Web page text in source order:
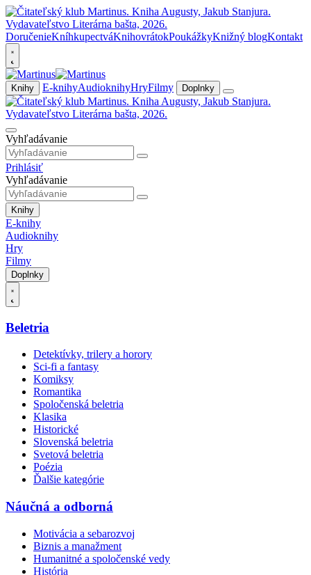
DoručenieKníhkupectváKnihovrátokPoukážkyKnižný blogKontakt
Knihy E-knihyAudioknihyHryFilmy Doplnky
Vyhľadávanie
Prihlásiť
Vyhľadávanie
Knihy
E-knihy
Audioknihy
Hry
Filmy
Doplnky
Beletria
Detektívky, trilery a horory
Sci-fi a fantasy
Komiksy
Romantika
Spoločenská beletria
Klasika
Historické
Slovenská beletria
Svetová beletria
Poézia
Ďalšie kategórie
Náučná a odborná
Motivácia a sebarozvoj
Biznis a manažment
Humanitné a spoločenské vedy
História